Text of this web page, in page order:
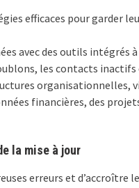
efficaces pour
avec des outils intégrés
les contacts inactifs
organisationnelles,
financières, des
la mise à jour
erreurs et d’accroître